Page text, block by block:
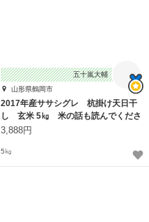
五十嵐大輔
山形県鶴岡市
2017年産ササシグレ 杭掛け天日干
し 玄米 5㎏ 米の話も読んでくださ
い
3,888円
5㎏